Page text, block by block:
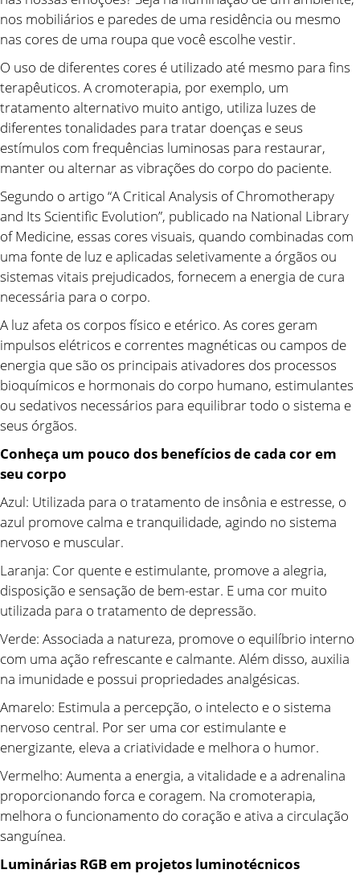
nos mobiliários e paredes de uma residência ou mesmo
nas cores de uma roupa que você escolhe vestir.
O uso de diferentes cores é utilizado até mesmo para fins
terapêuticos. A cromoterapia, por exemplo, um
tratamento alternativo muito antigo, utiliza luzes de
diferentes tonalidades para tratar doenças e seus
estímulos com frequências luminosas para restaurar,
manter ou alternar as vibrações do corpo do paciente.
Segundo o artigo “A Critical Analysis of Chromotherapy
and Its Scientific Evolution”, publicado na National Library
of Medicine, essas cores visuais, quando combinadas com
uma fonte de luz e aplicadas seletivamente a órgãos ou
sistemas vitais prejudicados, fornecem a energia de cura
necessária para o corpo.
A luz afeta os corpos físico e etérico. As cores geram
impulsos elétricos e correntes magnéticas ou campos de
energia que são os principais ativadores dos processos
bioquímicos e hormonais do corpo humano, estimulantes
ou sedativos necessários para equilibrar todo o sistema e
seus órgãos.
Conheça um pouco dos benefícios de cada cor em
seu corpo
Azul: Utilizada para o tratamento de insônia e estresse, o
azul promove calma e tranquilidade, agindo no sistema
nervoso e muscular.
Laranja: Cor quente e estimulante, promove a alegria,
disposição e sensação de bem-estar. E uma cor muito
utilizada para o tratamento de depressão.
Verde: Associada a natureza, promove o equilíbrio interno
com uma ação refrescante e calmante. Além disso, auxilia
na imunidade e possui propriedades analgésicas.
Amarelo: Estimula a percepção, o intelecto e o sistema
nervoso central. Por ser uma cor estimulante e
energizante, eleva a criatividade e melhora o humor.
Vermelho: Aumenta a energia, a vitalidade e a adrenalina
proporcionando forca e coragem. Na cromoterapia,
melhora o funcionamento do coração e ativa a circulação
sanguínea.
Luminárias RGB em projetos luminotécnicos